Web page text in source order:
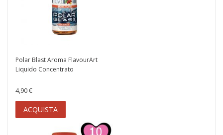
Polar Blast Aroma FlavourArt
Liquido Concentrato
4,90 €
ACQUISTA